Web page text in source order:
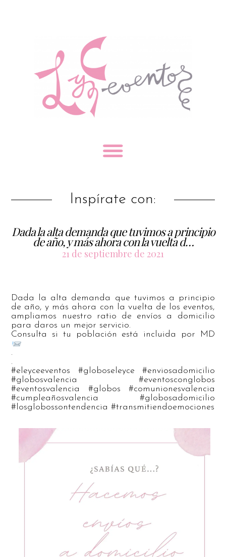
Inspírate con:
Dada la alta demanda que tuvimos a principio
de año, y más ahora con la vuelta d…
21 de septiembre de 2021
Dada la alta demanda que tuvimos a principio
de año, y más ahora con la vuelta de los eventos,
ampliamos nuestro ratio de envíos a domicilio
para daros un mejor servicio.
Consulta si tu población está incluida por MD
.
.
#eleyceeventos #globoseleyce #enviosadomicilio
#globosvalencia #eventosconglobos
#eventosvalencia #globos #comunionesvalencia
#cumpleañosvalencia #globosadomicilio
#losglobossontendencia #transmitiendoemociones